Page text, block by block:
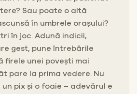
Sau poate o altă
în umbrele orașului?
în joc. Adună indicii,
gest, pune întrebările
firele unei povești mai
pare la prima vedere. Nu
pix și o foaie – adevărul e